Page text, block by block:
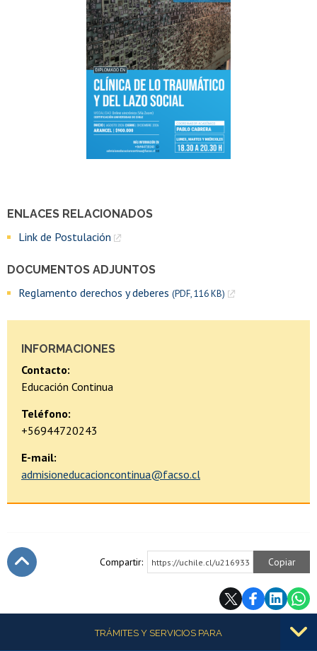
ENLACES RELACIONADOS
Link de Postulación
DOCUMENTOS ADJUNTOS
Reglamento derechos y deberes (PDF, 116 KB)
INFORMACIONES
Contacto:
Educación Continua
Teléfono:
+56944720243
E-mail:
admisioneducacioncontinua@facso.cl
Compartir: https://uchile.cl/u216933 Copiar
Más informaciónTRÁMITES Y SERVICIOS PARA